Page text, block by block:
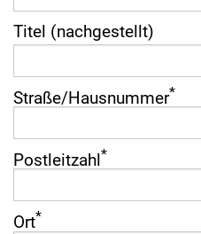
Titel (nachgestellt)
Straße­/­Hausnummer*
Postleitzahl*
Ort*